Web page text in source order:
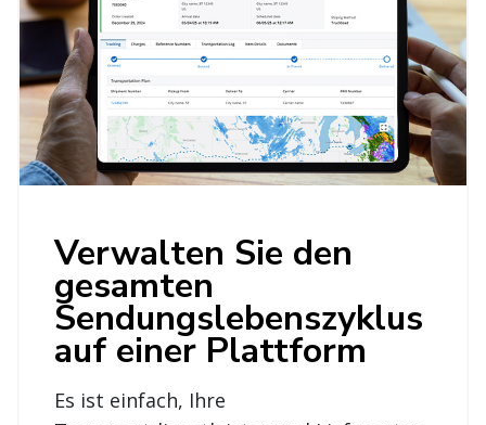
Verwalten Sie den
gesamten
Sendungslebenszyklus
auf einer Plattform
Transportdienstleister und Lieferanten